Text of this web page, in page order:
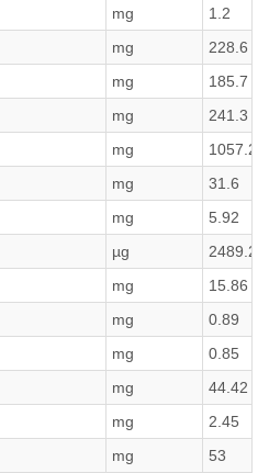
mg
1.2
mg
228.6
mg
185.7
mg
241.3
mg
1057.2
mg
31.6
mg
5.92
µg
2489.2
mg
15.86
mg
0.89
mg
0.85
mg
44.42
mg
2.45
mg 53